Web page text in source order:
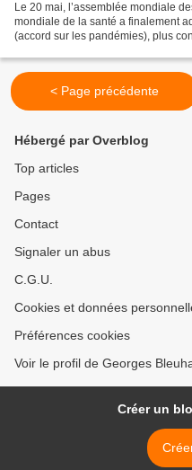
Le 20 mai, l’assemblée mondiale
mondiale de la santé a finalement
(accord sur les pandémies), plus
< Page précédente
Hébergé par Overblog
Top articles
Pages
Contact
Signaler un abus
C.G.U.
Cookies et données
Préférences cookies
Voir le profil de Georges
Créer un